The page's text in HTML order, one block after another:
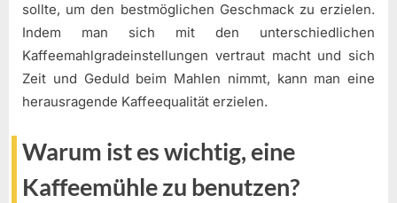
sollte, um den bestmöglichen Geschmack zu erzielen.
Indem man sich mit den unterschiedlichen
Kaffeemahlgradeinstellungen vertraut macht und sich
Zeit und Geduld beim Mahlen nimmt, kann man eine
herausragende Kaffeequalität erzielen.
Warum ist es wichtig, eine
Kaffeemühle zu benutzen?